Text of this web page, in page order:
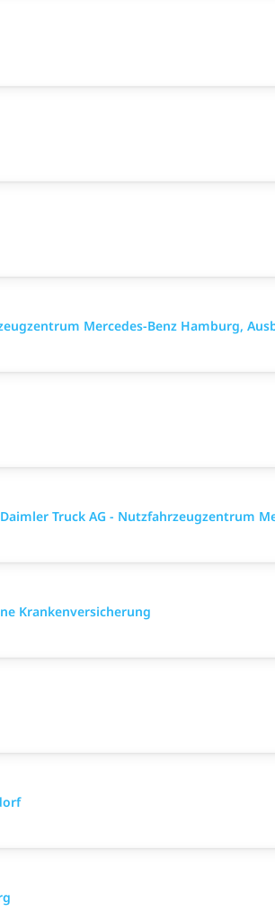
Mercedes-Benz Hamburg,
Truck AG - Nutzfahrzeugzentrum
Kranken­versicher­ung